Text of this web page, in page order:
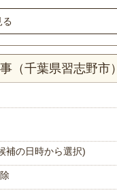
る
（千葉県習志野市
補の日時から選択)